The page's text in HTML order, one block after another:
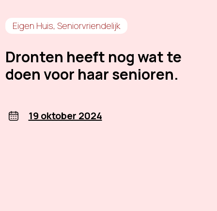
Eigen Huis,Seniorvriendelijk
Dronten heeft nog wat te
doen voor haar senioren.
19 oktober 2024